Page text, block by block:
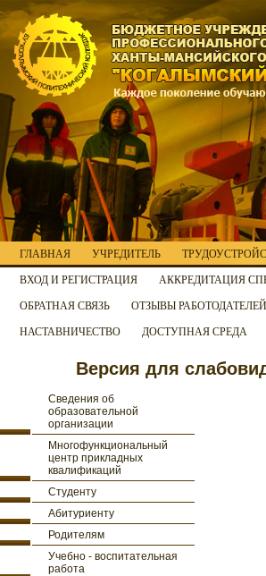
ГЛАВНАЯ УЧРЕДИТЕЛЬ
ВХОД И РЕГИСТРАЦИЯ АККРЕДИТАЦИЯ
ОБРАТНАЯ СВЯЗЬ ОТЗЫВЫ РАБОТОДАТЕЛЕЙ
НАСТАВНИЧЕСТВО ДОСТУПНАЯ СРЕДА
Версия для
Сведения об
образовательной
организации
Многофункциональный
центр прикладных
квалификаций
Студенту
Абитуриенту
Родителям
Учебно - воспитательная
работа